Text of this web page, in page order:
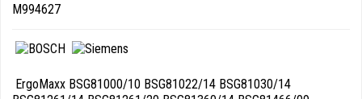
M994627
ErgoMaxx BSG81000/10 BSG81022/14 BSG81030/14